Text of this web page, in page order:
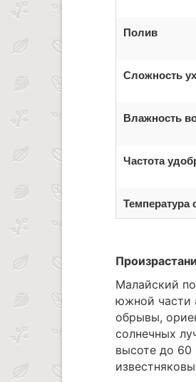
Полив
Сложность
Влажность
Частота
Температура
Малайский
южной части
обрывы,
солнечных
высоте до